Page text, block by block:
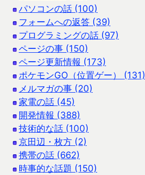
パソコンの話 (100)
フォームへの返答 (39)
プログラミングの話 (97)
ページの事 (150)
ページ更新情報 (173)
ポケモンGO（位置ゲー） (131)
メルマガの事 (20)
家電の話 (45)
開発情報 (388)
技術的な話 (100)
京田辺・枚方 (2)
携帯の話 (662)
時事的な話題 (150)